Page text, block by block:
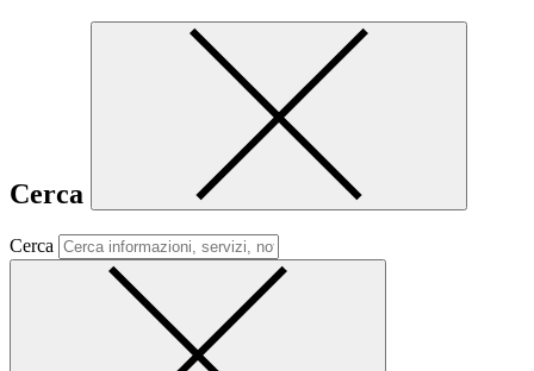
Cerca
Cerca